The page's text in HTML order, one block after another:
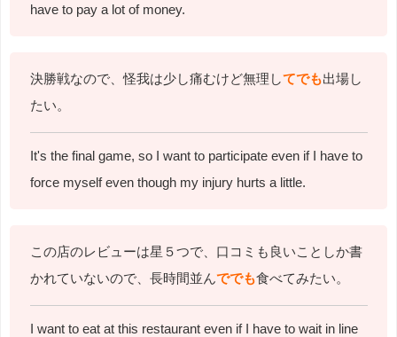
have to pay a lot of money.
決勝戦なので、怪我は少し痛むけど無理してでも出場し
たい。
It's the final game, so I want to participate even if I have to
force myself even though my injury hurts a little.
この店のレビューは星５つで、口コミも良いことしか書
かれていないので、長時間並んででも食べてみたい。
I want to eat at this restaurant even if I have to wait in line